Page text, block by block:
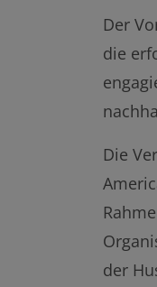
Der
die
Die
der